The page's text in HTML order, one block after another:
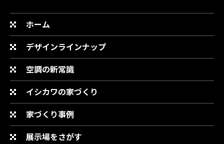
ホーム
デザインラインナップ
空調の新常識
イシカワの家づくり
家づくり事例
展示場をさがす